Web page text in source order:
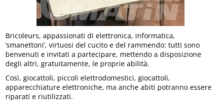
Bricoleurs, appassionati di elettronica, informatica,
‘smanettoni’, virtuosi del cucito e del rammendo: tutti sono
benvenuti e invitati a partecipare, mettendo a disposizione
degli altri, gratuitamente, le proprie abilità.
Così, giocattoli, piccoli elettrodomestici, giocattoli,
apparecchiature elettroniche, ma anche abiti potranno essere
riparati e riutilizzati.